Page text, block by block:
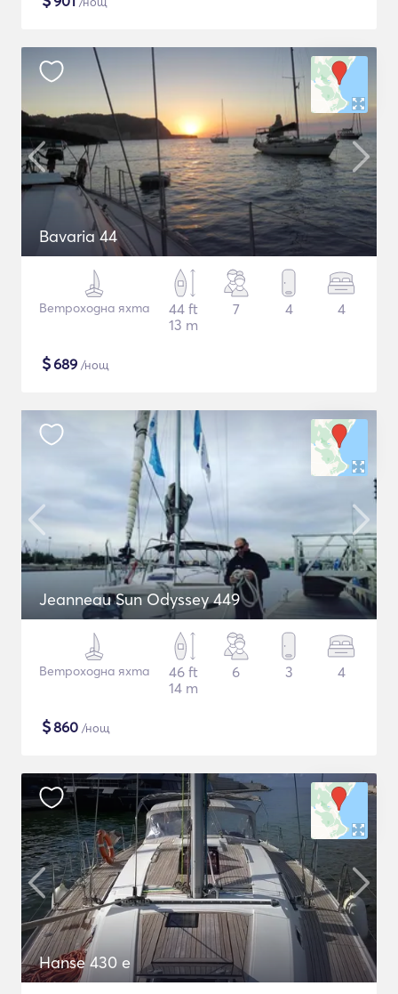
Bavaria 44
Ветроходна яхта
44 ft
13 m
7 4 4
$689 /нощ
Jeanneau Sun Odyssey 449
Ветроходна яхта
46 ft
14 m
6 3 4
$860 /нощ
Hanse 430 e